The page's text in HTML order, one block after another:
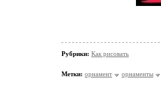
Рубрики: Как рисовать
Метки: орнамент орнаменты